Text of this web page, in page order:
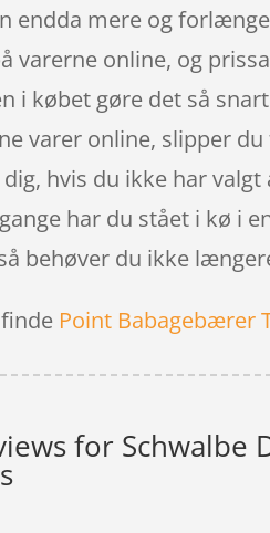
endda mere og
varerne online, og
i købet gøre det så
varer online, slipper
hvis du ikke har
har du stået i kø i
behøver du ikke
Point Babagebærer
for Schwalbe